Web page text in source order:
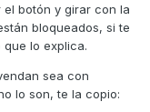
botón y girar con la
bloqueados, si te
lo explica.
sea con
lo son, te la copio: